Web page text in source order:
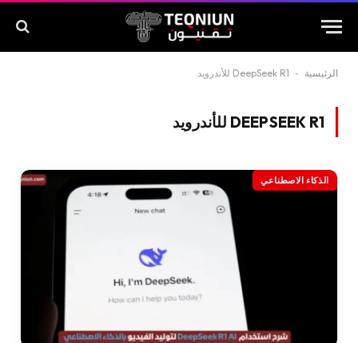
الرئيسية - DeepSeek R1 للأندرويد
DEEPSEEK R1 للأندرويد
الذكاء الاصطناعي